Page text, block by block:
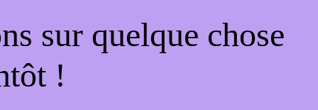
sur quelque chose
!